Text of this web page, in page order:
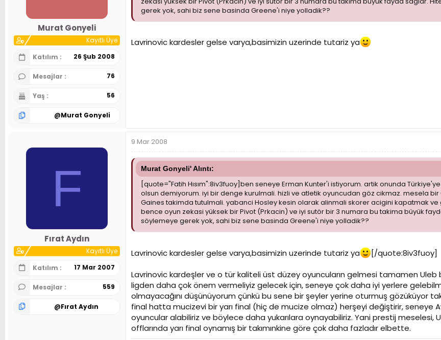
Murat Gonyeli
Kayıtlı Üye
Katılım
26 Şub 2008
Mesajlar 76
Yaş 56
@Murat Gonyeli
gerek yok, sahi biz sene basinda Greene'i niye yolladik??
Lavrinovic kardesler gelse varya,basimizin uzerinde tutariz ya
F
Fırat Aydın
Kayıtlı Üye
Katılım
17 Mar 2007
Mesajlar 559
@Fırat Aydın
9 Mar 2008
Murat Gonyeli' Alıntı:
[quote="Fatih Hısım":8iv3fuoy]ben seneye Erman Kunter'i istiyorum. artik onunda
olsun demiyorum. iyi bir denge kurulmali. hizli ve atletik oyuncudan göz cikmaz. mesela
Gaines takimda tutulmali. yabanci Hosley kesin olarak alinmali skorer acigini kapatmak
bence oyun zekasi yüksek bir Pivot (Prkacin) ve iyi sutör bir 3 numara bu takima büyük
söylemeye gerek yok, sahi biz sene basinda Greene'i niye yolladik??
Lavrinovic kardesler gelse varya,basimizin uzerinde tutariz ya
[/quote:8iv3fuoy]
Lavrinovic kardeşler ve o tür kaliteli üst düzey oyuncuların gelmesi tamamen Uleb
ligden daha çok önem vermeliyiz gelecek için, seneye çok daha iyi yerlere
olmayacağını düşünüyorum çünkü bu sene bir şeyler yerine oturmuş gözüküyor
final hatta mucizevi bir yarı final (hiç de mucize olmaz) herşeyi değiştirir, seneye
oyuncular alabiliriz ve böylece daha yukarılara oynayabiliriz. Yani prestij meselesi,
offlarında yarı final oynamış bir takımınkine göre çok daha fazladır elbette.